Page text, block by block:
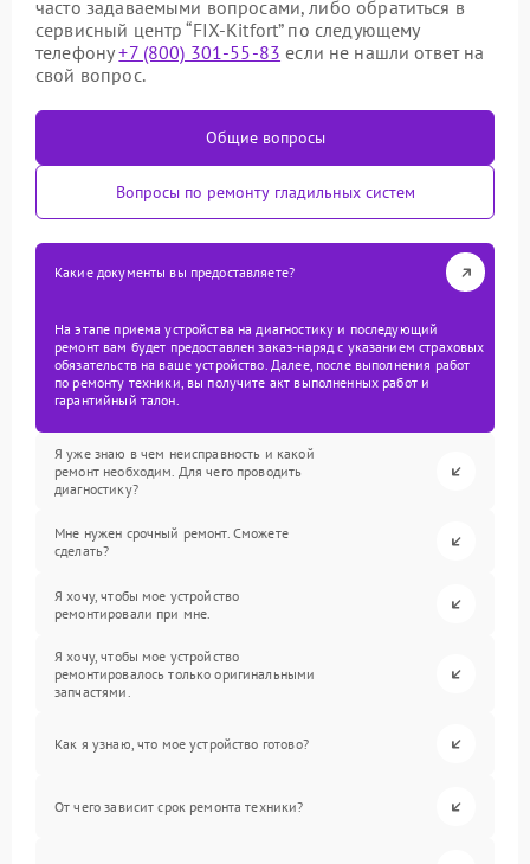
часто задаваемыми вопросами, либо обратиться в
сервисный центр “FIX-Kitfort” по следующему
телефону+7 (800) 301-55-83 если не нашли ответ на
свой вопрос.
Общие вопросы
Вопросы по ремонту гладильных систем
Какие документы вы предоставляете?
На этапе приема устройства на диагностику и последующий
ремонт вам будет предоставлен заказ-наряд с указанием страховых
обязательств на ваше устройство. Далее, после выполнения работ
по ремонту техники, вы получите акт выполненных работ и
гарантийный талон.
Я уже знаю в чем неисправность и какой
ремонт необходим. Для чего проводить
диагностику?
Мне нужен срочный ремонт. Сможете
сделать?
Я хочу, чтобы мое устройство
ремонтировали при мне.
Я хочу, чтобы мое устройство
ремонтировалось только оригинальными
запчастями.
Как я узнаю, что мое устройство готово?
От чего зависит срок ремонта техники?